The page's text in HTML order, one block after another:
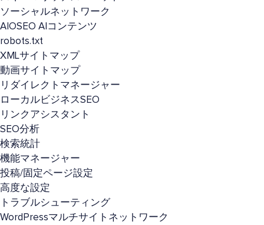
ソーシャルネットワーク
AIOSEO AIコンテンツ
robots.txt
XMLサイトマップ
動画サイトマップ
リダイレクトマネージャー
ローカルビジネスSEO
リンクアシスタント
SEO分析
検索統計
機能マネージャー
投稿/固定ページ設定
高度な設定
トラブルシューティング
WordPressマルチサイトネットワーク